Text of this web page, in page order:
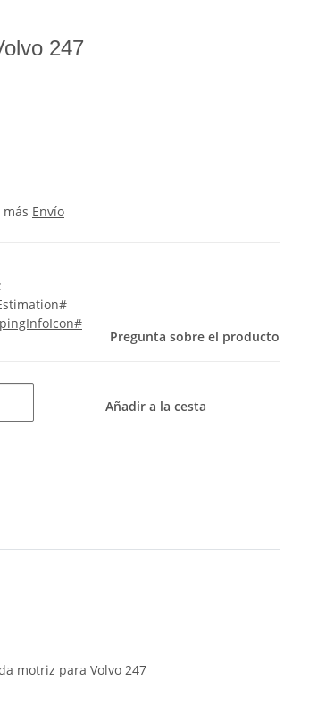
247
más Envío
Pregunta sobre el producto
Añadir a la cesta